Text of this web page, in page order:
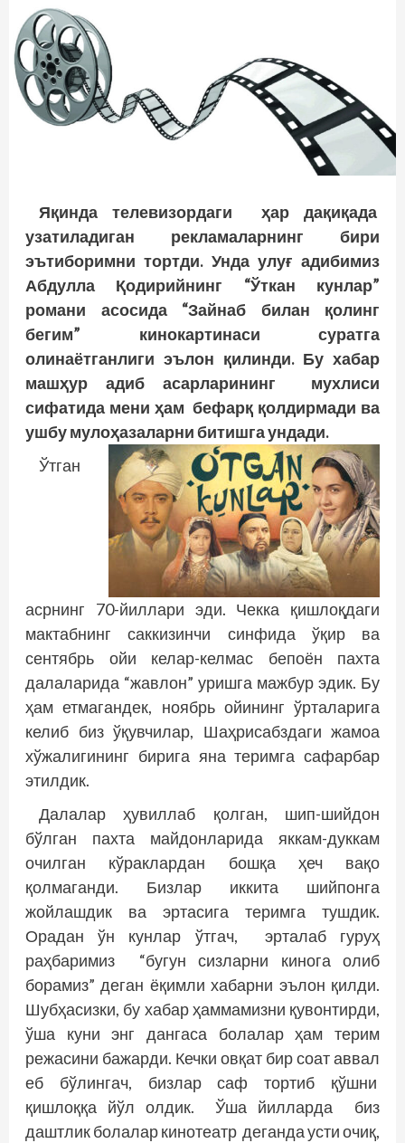
Яқинда телевизордаги ҳар дақиқада
узатиладиган рекламаларнинг бири
эътиборимни тортди. Унда улуғ адибимиз
Абдулла Қодирийнинг “Ўткан кунлар”
романи асосида “Зайнаб билан қолинг
бегим” кинокартинаси суратга
олинаётганлиги эълон қилинди. Бу хабар
машҳур адиб асарларининг мухлиси
сифатида мени ҳам бефарқ қолдирмади ва
ушбу мулоҳазаларни битишга ундади.
Ўтган
асрнинг 70-йиллари эди. Чекка қишлоқдаги
мактабнинг саккизинчи синфида ўқир ва
сентябрь ойи келар-келмас бепоён пахта
далаларида “жавлон” уришга мажбур эдик. Бу
ҳам етмагандек, ноябрь ойининг ўрталарига
келиб биз ўқувчилар, Шаҳрисабздаги жамоа
хўжалигининг бирига яна теримга сафарбар
этилдик.
Далалар ҳувиллаб қолган, шип-шийдон
бўлган пахта майдонларида яккам-дуккам
очилган кўраклардан бошқа ҳеч вақо
қолмаганди. Бизлар иккита шийпонга
жойлашдик ва эртасига теримга тушдик.
Орадан ўн кунлар ўтгач, эрталаб гуруҳ
раҳбаримиз “бугун сизларни кинога олиб
борамиз” деган ёқимли хабарни эълон қилди.
Шубҳасизки, бу хабар ҳаммамизни қувонтирди,
ўша куни энг дангаса болалар ҳам терим
режасини бажарди. Кечки овқат бир соат аввал
еб бўлингач, бизлар саф тортиб қўшни
қишлоққа йўл олдик. Ўша йилларда биз
даштлик болалар кинотеатр деганда усти очиқ,